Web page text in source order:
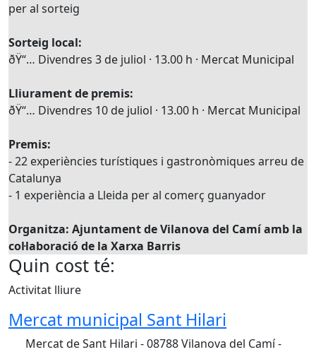
per al sorteig
Sorteig local:
ðŸ“… Divendres 3 de juliol · 13.00 h · Mercat Municipal
Lliurament de premis:
ðŸ“… Divendres 10 de juliol · 13.00 h · Mercat Municipal
Premis:
- 22 experiències turístiques i gastronòmiques arreu de
Catalunya
- 1 experiència a Lleida per al comerç guanyador
Organitza: Ajuntament de Vilanova del Camí amb la
col·laboració de la Xarxa Barris
Quin cost té:
Activitat lliure
Mercat municipal Sant Hilari
Mercat de Sant Hilari - 08788 Vilanova del Camí -